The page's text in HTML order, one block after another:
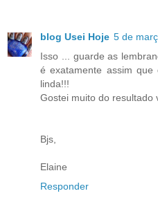
blog Usei Hoje 5 de
Isso ... guarde as
é exatamente assim
linda!!!
Gostei muito do resultado
Bjs,
Elaine
Responder